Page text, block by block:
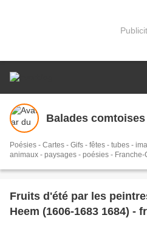
Balades comtoises
Poésies - Cartes - Gifs - fêtes - tubes -
animaux - paysages - poésies - Franche-
Fruits d'été par les peintres - Jan
Heem (1606-1683 1684) -